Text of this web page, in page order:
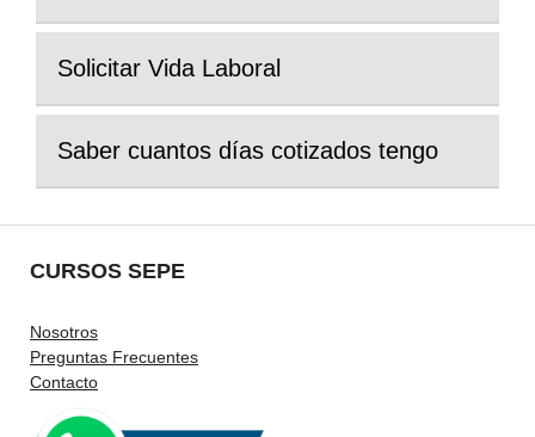
Solicitar Vida Laboral
Saber cuantos días cotizados tengo
CURSOS SEPE
Nosotros
Preguntas Frecuentes
Contacto